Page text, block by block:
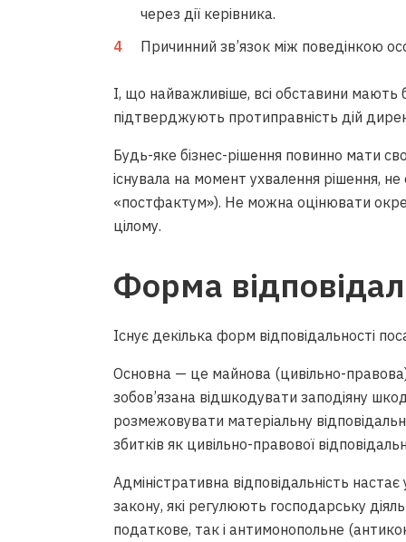
через дії керівника.
Причинний зв’язок між поведінкою
І, що найважливіше, всі обставини мають
підтверджують протиправність дій
Будь-яке бізнес-рішення повинно мати
існувала на момент ухвалення рішення,
«постфактум»). Не можна оцінювати
цілому.
Форма
Існує декілька форм відповідальності
Основна — це майнова (цивільно-
зобов’язана відшкодувати заподіяну
розмежовувати матеріальну
збитків як цивільно-правової
Адміністративна відповідальність
закону, які регулюють господарську
податкове, так і антимонопольне